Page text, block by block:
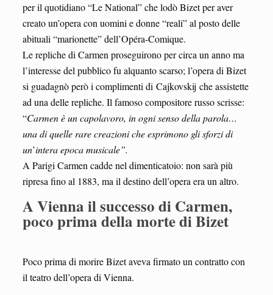
per il quotidiano “Le National” che lodò Bizet per aver
creato un’opera con uomini e donne “reali” al posto delle
abituali “marionette” dell’Opéra-Comique.
Le repliche di Carmen proseguirono per circa un anno ma
l’interesse del pubblico fu alquanto scarso; l’opera di Bizet
si guadagnò però i complimenti di Cajkovskij che assistette
ad una delle repliche. Il famoso compositore russo scrisse:
“Carmen è un capolavoro, in ogni senso della parola…
una di quelle rare creazioni che esprimono gli sforzi di
un’intera epoca musicale”.
A Parigi Carmen cadde nel dimenticatoio: non sarà più
ripresa fino al 1883, ma il destino dell’opera era un altro.
A Vienna il successo di Carmen,
poco prima della morte di Bizet
Poco prima di morire Bizet aveva firmato un contratto con
il teatro dell’opera di Vienna.